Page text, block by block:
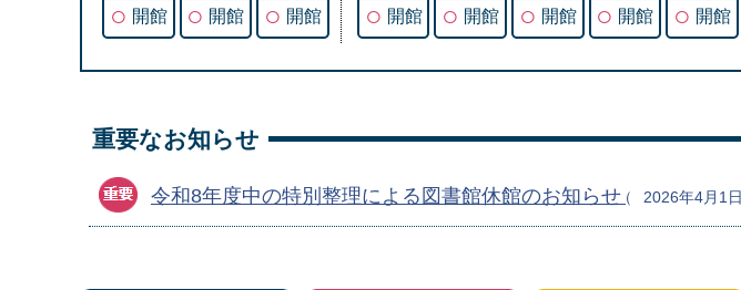
○ 開館 ○ 開館 ○ 開館 ○ 開館 ○ 開館 ○ 開館 ○ 開館 ○ 開館
重要なお知らせ
令和8年度中の特別整理による図書館休館のお知らせ 2026年4月1日